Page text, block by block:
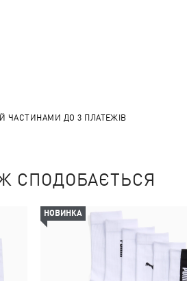
ЧАСТИНАМИ ДО 3 ПЛАТЕЖІВ
СПОДОБАЄТЬСЯ
НОВИНКА